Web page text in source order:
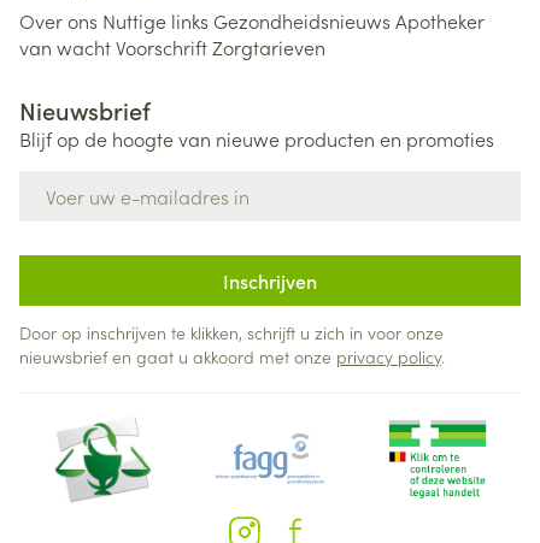
Over ons Nuttige links Gezondheidsnieuws Apotheker
van wachtVoorschriftZorgtarieven
Nieuwsbrief
Blijf op de hoogte van nieuwe producten en promoties
Inschrijven
Door op inschrijven te klikken, schrijft u zich in voor onze
nieuwsbrief en gaat u akkoord met onze privacy policy.